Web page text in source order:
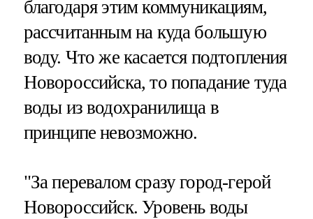
благодаря этим коммуникациям,
рассчитанным на куда большую
воду. Что же касается подтопления
Новороссийска, то попадание туда
воды из водохранилища в
принципе невозможно.
"За перевалом сразу город-герой
Новороссийск. Уровень воды